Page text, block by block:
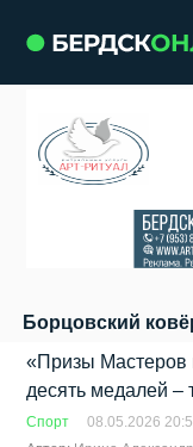
Борцовский
«Призы Мастеров
десять медалей –
Спорт
08.05.2026